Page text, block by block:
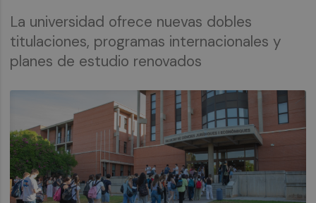
La universidad ofrece nuevas dobles
titulaciones, programas internacionales y
planes de estudio renovados